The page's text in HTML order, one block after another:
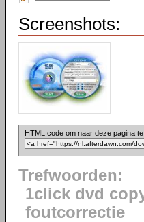
Screenshots:
HTML code om naar deze pagina
Trefwoorden:
1click dvd
foutcorrectie